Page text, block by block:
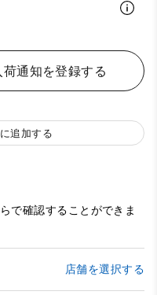
荷通知を登録する
追加する
で確認することができま
店舗を選択する